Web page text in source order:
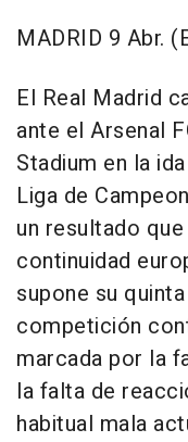
MADRID 9 Abr.
El Real Madrid
ante el Arsenal
Stadium en la
Liga de
un resultado
continuidad
supone su
competición
marcada por la
la falta de
habitual mala